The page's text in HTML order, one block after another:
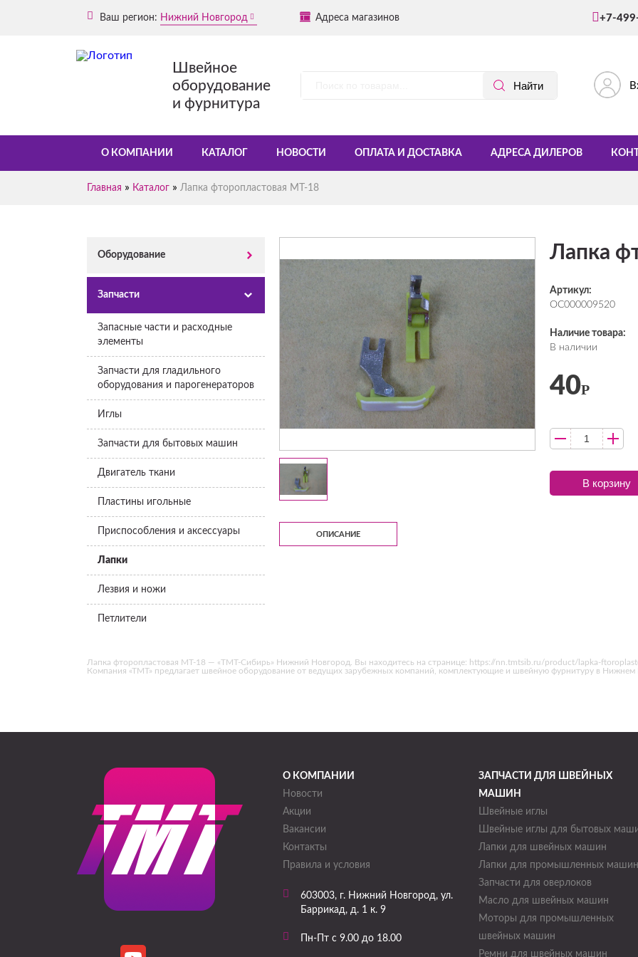
Ваш регион: Нижний Новгород Адреса магазинов +7-
Швейное
оборудование
и фурнитура
О КОМПАНИИ КАТАЛОГ НОВОСТИ ОПЛАТА И ДОСТАВКА АДРЕСА ДИЛЕРОВ
Главная » Каталог » Лапка фторопластовая MT-18
Оборудование
Запчасти
Запасные части и расходные
элементы
Запчасти для гладильного
оборудования и парогенераторов
Иглы
Запчасти для бытовых машин
Двигатель ткани
Пластины игольные
Приспособления и аксессуары
Лапки
Лезвия и ножи
Петлители
Лапка
Артикул:
ОС000009520
Наличие товара:
В наличии
40Р
В корзину
ОПИСАНИЕ
Лапка фторопластовая MT-18 — «ТМТ-Сибирь» Нижний Новгород. Вы находитесь на странице: https://nn.tmtsib.ru/product/lapka-
Компания «ТМТ» предлагает швейное оборудование от ведущих зарубежных компаний, комплектующие и швейную фурнитуру в Нижнем
О КОМПАНИИ
Новости
Акции
Вакансии
Контакты
Правила и условия
603003, г. Нижний Новгород, ул.
Баррикад, д. 1 к. 9
Пн-Пт с 9.00 до 18.00
ЗАПЧАСТИ ДЛЯ ШВЕЙНЫХ
МАШИН
Швейные иглы
Швейные иглы для бытовых
Лапки для швейных машин
Лапки для промышленных машин
Запчасти для оверлоков
Масло для швейных машин
Моторы для промышленных
швейных машин
Ремни для швейных машин